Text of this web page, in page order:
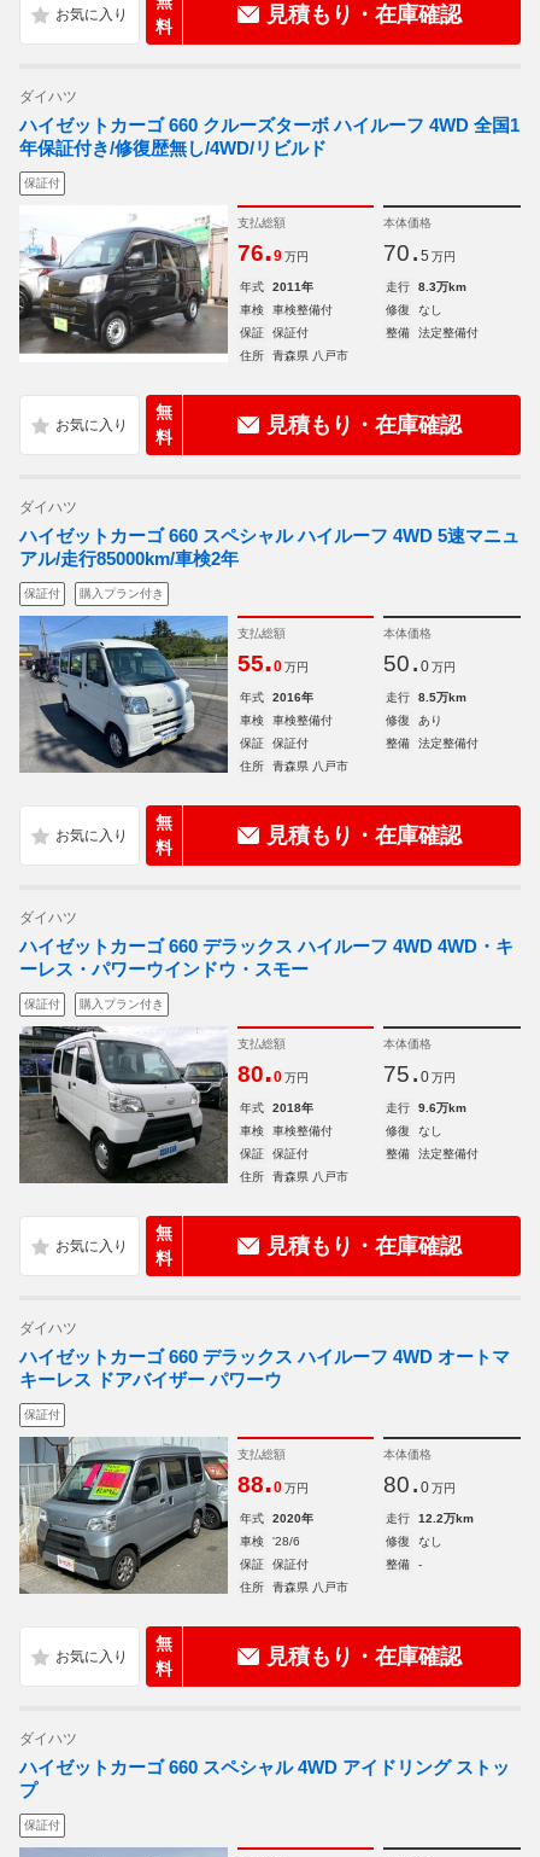
料
見積もり・在庫確認
ダイハツ
ハイゼットカーゴ 660 クルーズターボ ハイルーフ 4WD 全国1
年保証付き/修復歴無し/4WD/リビルド
保証付
支払総額
76.9 万円
本体価格
70. 5 万円
年式 2011年 走行
8.3万km
車検
車検整備付 修復
なし
保証
保証付 整備
法定整備付
住所
青森県 八戸市
無
料
見積もり・在庫確認
ダイハツ
ハイゼットカーゴ 660 スペシャル ハイルーフ 4WD 5速マニュ
アル/走行85000km/車検2年
保証付 購入プラン付き
支払総額
55.0 万円
本体価格
50. 0 万円
年式 2016年 走行
8.5万km
車検
車検整備付 修復
あり
保証
保証付 整備
法定整備付
住所
青森県 八戸市
無
料
見積もり・在庫確認
ダイハツ
ハイゼットカーゴ 660 デラックス ハイルーフ 4WD 4WD・キ
ーレス・パワーウインドウ・スモー
保証付 購入プラン付き
支払総額
80.0 万円
本体価格
75. 0 万円
年式 2018年 走行
9.6万km
車検
車検整備付 修復
なし
保証
保証付 整備
法定整備付
住所
青森県 八戸市
無
料
見積もり・在庫確認
ダイハツ
ハイゼットカーゴ 660 デラックス ハイルーフ 4WD オートマ
キーレス ドアバイザー パワーウ
保証付
支払総額
88.0 万円
本体価格
80. 0 万円
年式 2020年 走行
12.2万km
車検
'28/6 修復
なし
保証
保証付 整備
-
住所
青森県 八戸市
無
料
見積もり・在庫確認
ダイハツ
ハイゼットカーゴ 660 スペシャル 4WD アイドリング ストッ
プ
保証付